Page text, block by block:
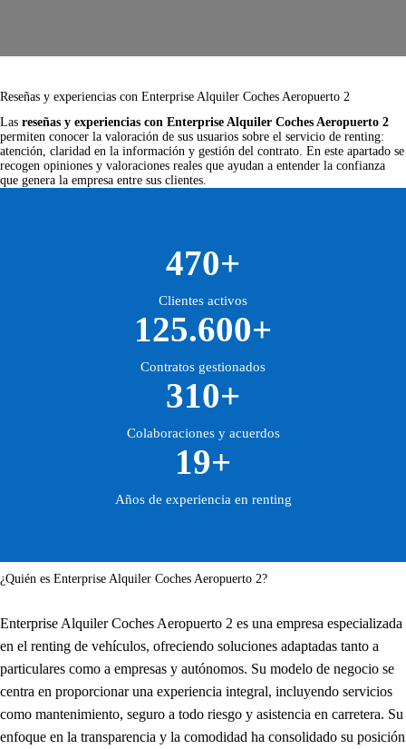
Reseñas y experiencias con Enterprise Alquiler Coches Aeropuerto 2
Las reseñas y experiencias con Enterprise Alquiler Coches Aeropuerto 2
permiten conocer la valoración de sus usuarios sobre el servicio de renting:
atención, claridad en la información y gestión del contrato. En este apartado se
recogen opiniones y valoraciones reales que ayudan a entender la confianza
que genera la empresa entre sus clientes.
470+
Clientes activos
125.600+
Contratos gestionados
310+
Colaboraciones y acuerdos
19+
Años de experiencia en renting
¿Quién es Enterprise Alquiler Coches Aeropuerto 2?
Enterprise Alquiler Coches Aeropuerto 2 es una empresa especializada
en el renting de vehículos, ofreciendo soluciones adaptadas tanto a
particulares como a empresas y autónomos. Su modelo de negocio se
centra en proporcionar una experiencia integral, incluyendo servicios
como mantenimiento, seguro a todo riesgo y asistencia en carretera. Su
enfoque en la transparencia y la comodidad ha consolidado su posición